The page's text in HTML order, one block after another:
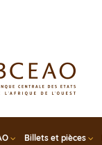
Billets et pièces